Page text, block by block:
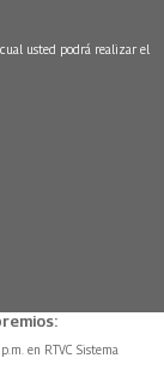
usted podrá realizar el
en RTVC Sistema